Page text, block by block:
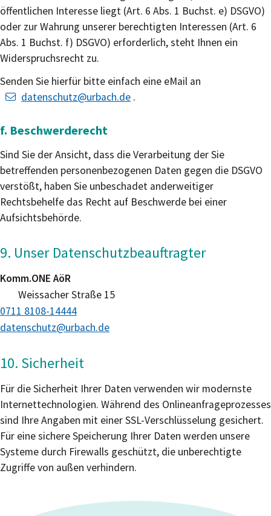
öffentlichen Interesse liegt (Art. 6 Abs. 1 Buchst. e) DSGVO)
oder zur Wahrung unserer berechtigten Interessen (Art. 6
Abs. 1 Buchst. f) DSGVO) erforderlich, steht Ihnen ein
Widerspruchsrecht zu.
Senden Sie hierfür bitte einfach eine eMail an
datenschutz@urbach.de .
f. Beschwerderecht
Sind Sie der Ansicht, dass die Verarbeitung der Sie
betreffenden personenbezogenen Daten gegen die DSGVO
verstößt, haben Sie unbeschadet anderweitiger
Rechtsbehelfe das Recht auf Beschwerde bei einer
Aufsichtsbehörde.
9. Unser Datenschutzbeauftragter
Komm.ONE AöR
Weissacher Straße 15
datenschutz@urbach.de
0711 8108-14444
10. Sicherheit
Für die Sicherheit Ihrer Daten verwenden wir modernste
Internettechnologien. Während des Onlineanfrageprozesses
sind Ihre Angaben mit einer SSL-Verschlüsselung gesichert.
Für eine sichere Speicherung Ihrer Daten werden unsere
Systeme durch Firewalls geschützt, die unberechtigte
Zugriffe von außen verhindern.